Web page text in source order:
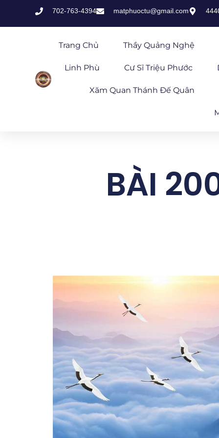
702-763-4394 matphuoctu@gmail.com
Trang Chủ Thầy Quảng Nghệ
Linh Phù Cư Sĩ Triệu Phước
Xăm Quan Thánh Đế Quân
BÀI